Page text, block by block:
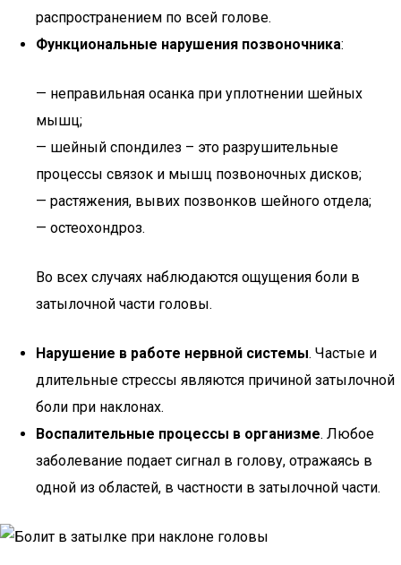
распространением по всей голове.
Функциональные нарушения позвоночника:
— неправильная осанка при уплотнении шейных
мышц;
— шейный спондилез – это разрушительные
процессы связок и мышц позвоночных дисков;
— растяжения, вывих позвонков шейного отдела;
— остеохондроз.
Во всех случаях наблюдаются ощущения боли в
затылочной части головы.
Нарушение в работе нервной системы. Частые и
длительные стрессы являются причиной затылочной
боли при наклонах.
Воспалительные процессы в организме. Любое
заболевание подает сигнал в голову, отражаясь в
одной из областей, в частности в затылочной части.